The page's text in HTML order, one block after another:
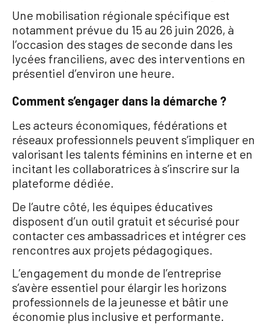
Une mobilisation régionale spécifique est
notamment prévue du 15 au 26 juin 2026, à
l’occasion des stages de seconde dans les
lycées franciliens, avec des interventions en
présentiel d’environ une heure.
Comment s’engager dans la démarche ?
Les acteurs économiques, fédérations et
réseaux professionnels peuvent s’impliquer en
valorisant les talents féminins en interne et en
incitant les collaboratrices à s’inscrire sur la
plateforme dédiée.
De l’autre côté, les équipes éducatives
disposent d’un outil gratuit et sécurisé pour
contacter ces ambassadrices et intégrer ces
rencontres aux projets pédagogiques
L’engagement du monde de l’entreprise
s’avère essentiel pour élargir les horizons
professionnels de la jeunesse et bâtir une
économie plus inclusive et performante.